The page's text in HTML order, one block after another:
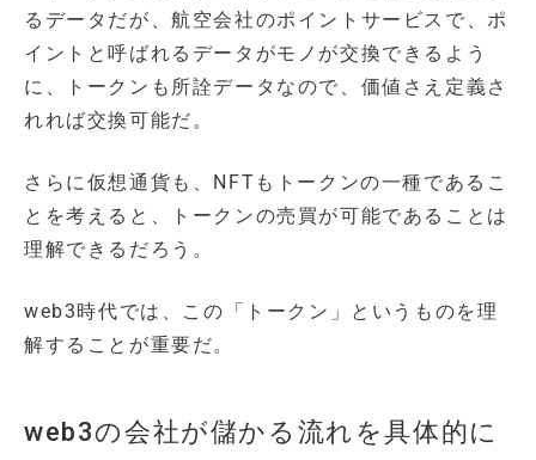
るデータだが、航空会社のポイントサービスで、ポ
イントと呼ばれるデータがモノが交換できるよう
に、トークンも所詮データなので、価値さえ定義さ
れれば交換可能だ。
さらに仮想通貨も、NFTもトークンの一種であるこ
とを考えると、トークンの売買が可能であることは
理解できるだろう。
web3時代では、この「トークン」というものを理
解することが重要だ。
web3の会社が儲かる流れを具体的に